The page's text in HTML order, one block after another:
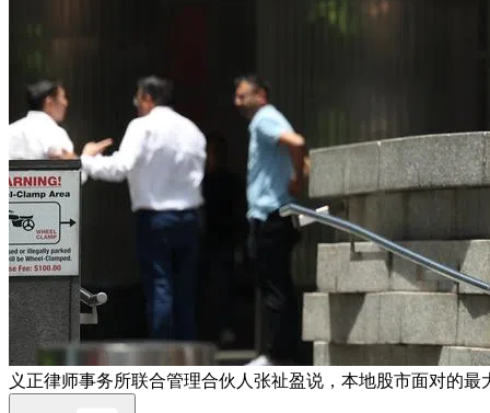
义正律师事务所联合管理合伙人张祉盈说，本地股市面对的